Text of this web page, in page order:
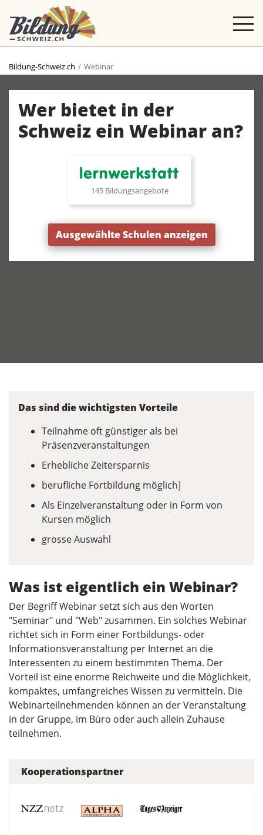
Bildung-Schweiz.ch Webinar
Wer bietet in der
Schweiz ein Webinar an?
145 Bildungsangebote
Ausgewählte Schulen anzeigen
Das sind die wichtigsten Vorteile
Teilnahme oft günstiger als bei
Präsenzveranstaltungen
Erhebliche Zeitersparnis
berufliche Fortbildung möglich]
Als Einzelveranstaltung oder in Form von
Kursen möglich
grosse Auswahl
Was ist eigentlich ein Webinar?
Der Begriff Webinar setzt sich aus den Worten
"Seminar" und "Web" zusammen. Ein solches Webinar
richtet sich in Form einer Fortbildungs- oder
Informationsveranstaltung per Internet an die
Interessenten zu einem bestimmten Thema. Der
Vorteil ist eine enorme Reichweite und die Möglichkeit,
kompaktes, umfangreiches Wissen zu vermitteln. Die
Webinarteilnehmenden können an der Veranstaltung
in der Gruppe, im Büro oder auch allein Zuhause
teilnehmen.
Kooperationspartner